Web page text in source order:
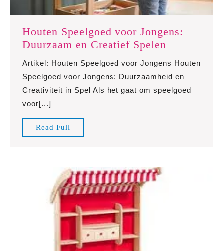
Houten Speelgoed voor Jongens:
Duurzaam en Creatief Spelen
voor
Jongens:
Duurzaam
Artikel: Houten Speelgoed voor Jongens Houten
Speelgoed voor Jongens: Duurzaamheid en
Creativiteit in Spel Als het gaat om speelgoed
voor[...]
Read Full
Full